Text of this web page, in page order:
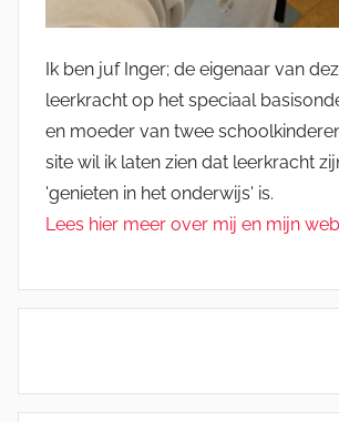
Ik ben juf Inger; de eigenaar van
leerkracht op het speciaal
en moeder van twee
site wil ik laten zien dat leerkracht
'genieten in het onderwijs' is.
Lees hier meer over mij en mijn